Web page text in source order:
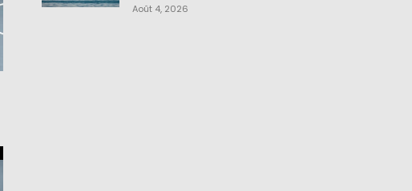
Août 4, 2026